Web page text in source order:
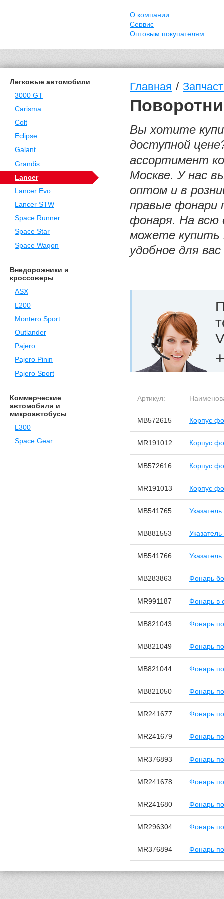
О компании
Сервис
Оптовым покупателям
Легковые автомобили
3000 GT
Carisma
Colt
Eclipse
Galant
Grandis
Lancer
Lancer Evo
Lancer STW
Space Runner
Space Star
Space Wagon
Внедорожники и
кроссоверы
ASX
L200
Montero Sport
Outlander
Pajero
Pajero Pinin
Pajero Sport
Коммерческие
автомобили и
микроавтобусы
L300
Space Gear
Главная /
Вы хотите
доступной
ассортимент
Москве. У нас
оптом и в
правые фонари
фонаря. На всю
можете купить
удобное для
Артикул:
MB572615 Корпус
MR191012 Корпус
MB572616 Корпус
MR191013 Корпус
MB541765
MB881553
MB541766
MB283863 Фонарь
MR991187 Фонарь в
MB821043 Фонарь
MB821049 Фонарь
MB821044 Фонарь
MB821050 Фонарь
MR241677 Фонарь
MR241679 Фонарь
MR376893 Фонарь
MR241678 Фонарь
MR241680 Фонарь
MR296304 Фонарь
MR376894 Фонарь